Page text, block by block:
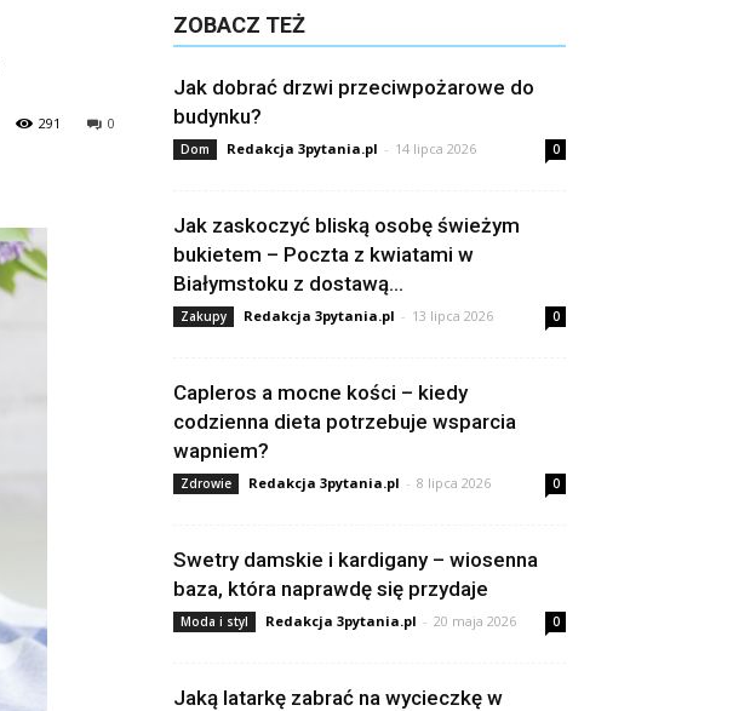
0
291
ZOBACZ TEŻ
Jak dobrać drzwi przeciwpożarowe do
budynku?
Dom Redakcja 3pytania.pl - 14 lipca 2026 0
Jak zaskoczyć bliską osobę świeżym
bukietem – Poczta z kwiatami w
Białymstoku z dostawą...
Zakupy Redakcja 3pytania.pl - 13 lipca 2026 0
Capleros a mocne kości – kiedy
codzienna dieta potrzebuje wsparcia
wapniem?
Zdrowie Redakcja 3pytania.pl - 8 lipca 2026 0
Swetry damskie i kardigany – wiosenna
baza, która naprawdę się przydaje
Moda i styl Redakcja 3pytania.pl - 20 maja 2026 0
Jaką latarkę zabrać na wycieczkę w